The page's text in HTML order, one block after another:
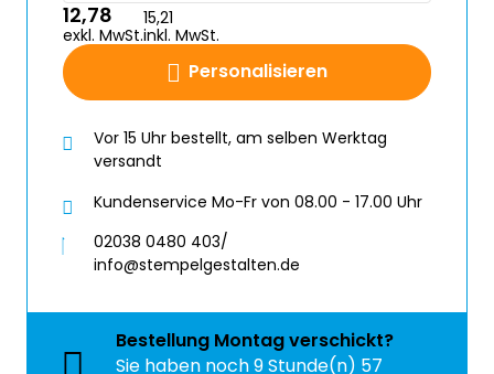
Personalisieren
12,78
exkl. MwSt.
15,21
inkl. MwSt.
Vor 15 Uhr bestellt, am selben Werktag
versandt
Kundenservice Mo-Fr von 08.00 - 17.00 Uhr
02038 0480 403/
info@stempelgestalten.de
Bestellung Montagverschickt?
Sie haben noch9 Stunde(n) 57